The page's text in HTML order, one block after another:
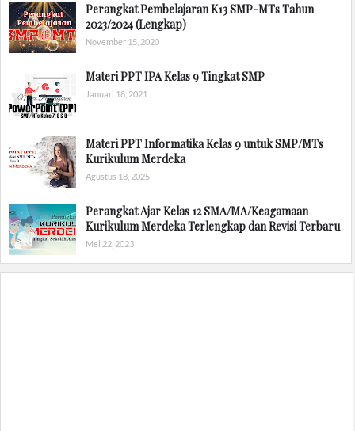
Perangkat Pembelajaran K13 SMP-MTs Tahun
2023/2024 (Lengkap)
November 15, 2020
Materi PPT IPA Kelas 9 Tingkat SMP
Januari 18, 2021
Materi PPT Informatika Kelas 9 untuk SMP/MTs
Kurikulum Merdeka
Agustus 18, 2025
Perangkat Ajar Kelas 12 SMA/MA/Keagamaan
Kurikulum Merdeka Terlengkap dan Revisi Terbaru
Mei 22, 2023